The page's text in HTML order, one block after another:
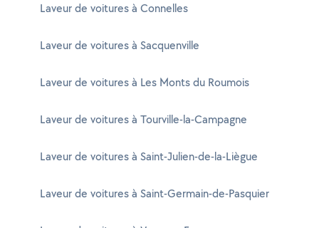
Laveur de voitures à Connelles
Laveur de voitures à Sacquenville
Laveur de voitures à Les Monts du Roumois
Laveur de voitures à Tourville-la-Campagne
Laveur de voitures à Saint-Julien-de-la-Liègue
Laveur de voitures à Saint-Germain-de-Pasquier